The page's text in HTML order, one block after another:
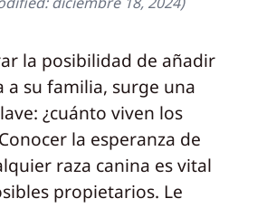
la posibilidad de añadir
a su familia, surge una
¿cuánto viven los
la esperanza de
raza canina es vital
propietarios. Le